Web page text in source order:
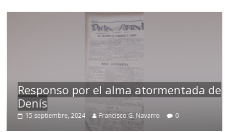
Responso por el alma atormentada de
Denís
15 septiembre, 2024 Francisco G. Navarro 0